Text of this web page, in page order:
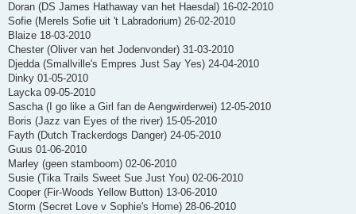
Doran (DS James Hathaway van het Haesdal) 16-02-2010
Sofie (Merels Sofie uit 't Labradorium) 26-02-2010
Blaize 18-03-2010
Chester (Oliver van het Jodenvonder) 31-03-2010
Djedda (Smallville's Empres Just Say Yes) 24-04-2010
Dinky 01-05-2010
Laycka 09-05-2010
Sascha (I go like a Girl fan de Aengwirderwei) 12-05-2010
Boris (Jazz van Eyes of the river) 15-05-2010
Fayth (Dutch Trackerdogs Danger) 24-05-2010
Guus 01-06-2010
Marley (geen stamboom) 02-06-2010
Susie (Tika Trails Sweet Sue Just You) 02-06-2010
Cooper (Fir-Woods Yellow Button) 13-06-2010
Storm (Secret Love v Sophie's Home) 28-06-2010